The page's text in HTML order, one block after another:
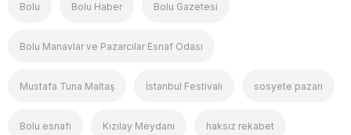
Bolu Bolu Haber Bolu Gazetesi
Bolu Manavlar ve Pazarcılar Esnaf Odası
Mustafa Tuna Maltaş İstanbul Festivali sosyete pazarı
Bolu esnafı Kızılay Meydanı haksız rekabet